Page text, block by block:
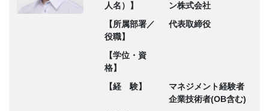
人名）】
ン株式会社
【所属部署／
役職】
代表取締役
【学位・資
格】
【経 験】
マネジメント経験者
企業技術者(OB含む)